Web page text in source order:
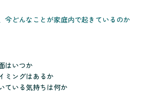
今どんなことが家庭内で起きているのか
はいつか
ミングはあるか
ている気持ちは何か